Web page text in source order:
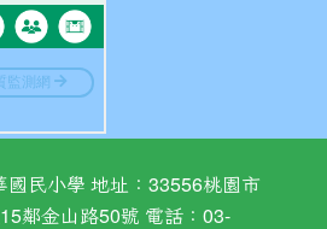
民小學 地址：33556桃園市
鄰金山路50號 電話：03-